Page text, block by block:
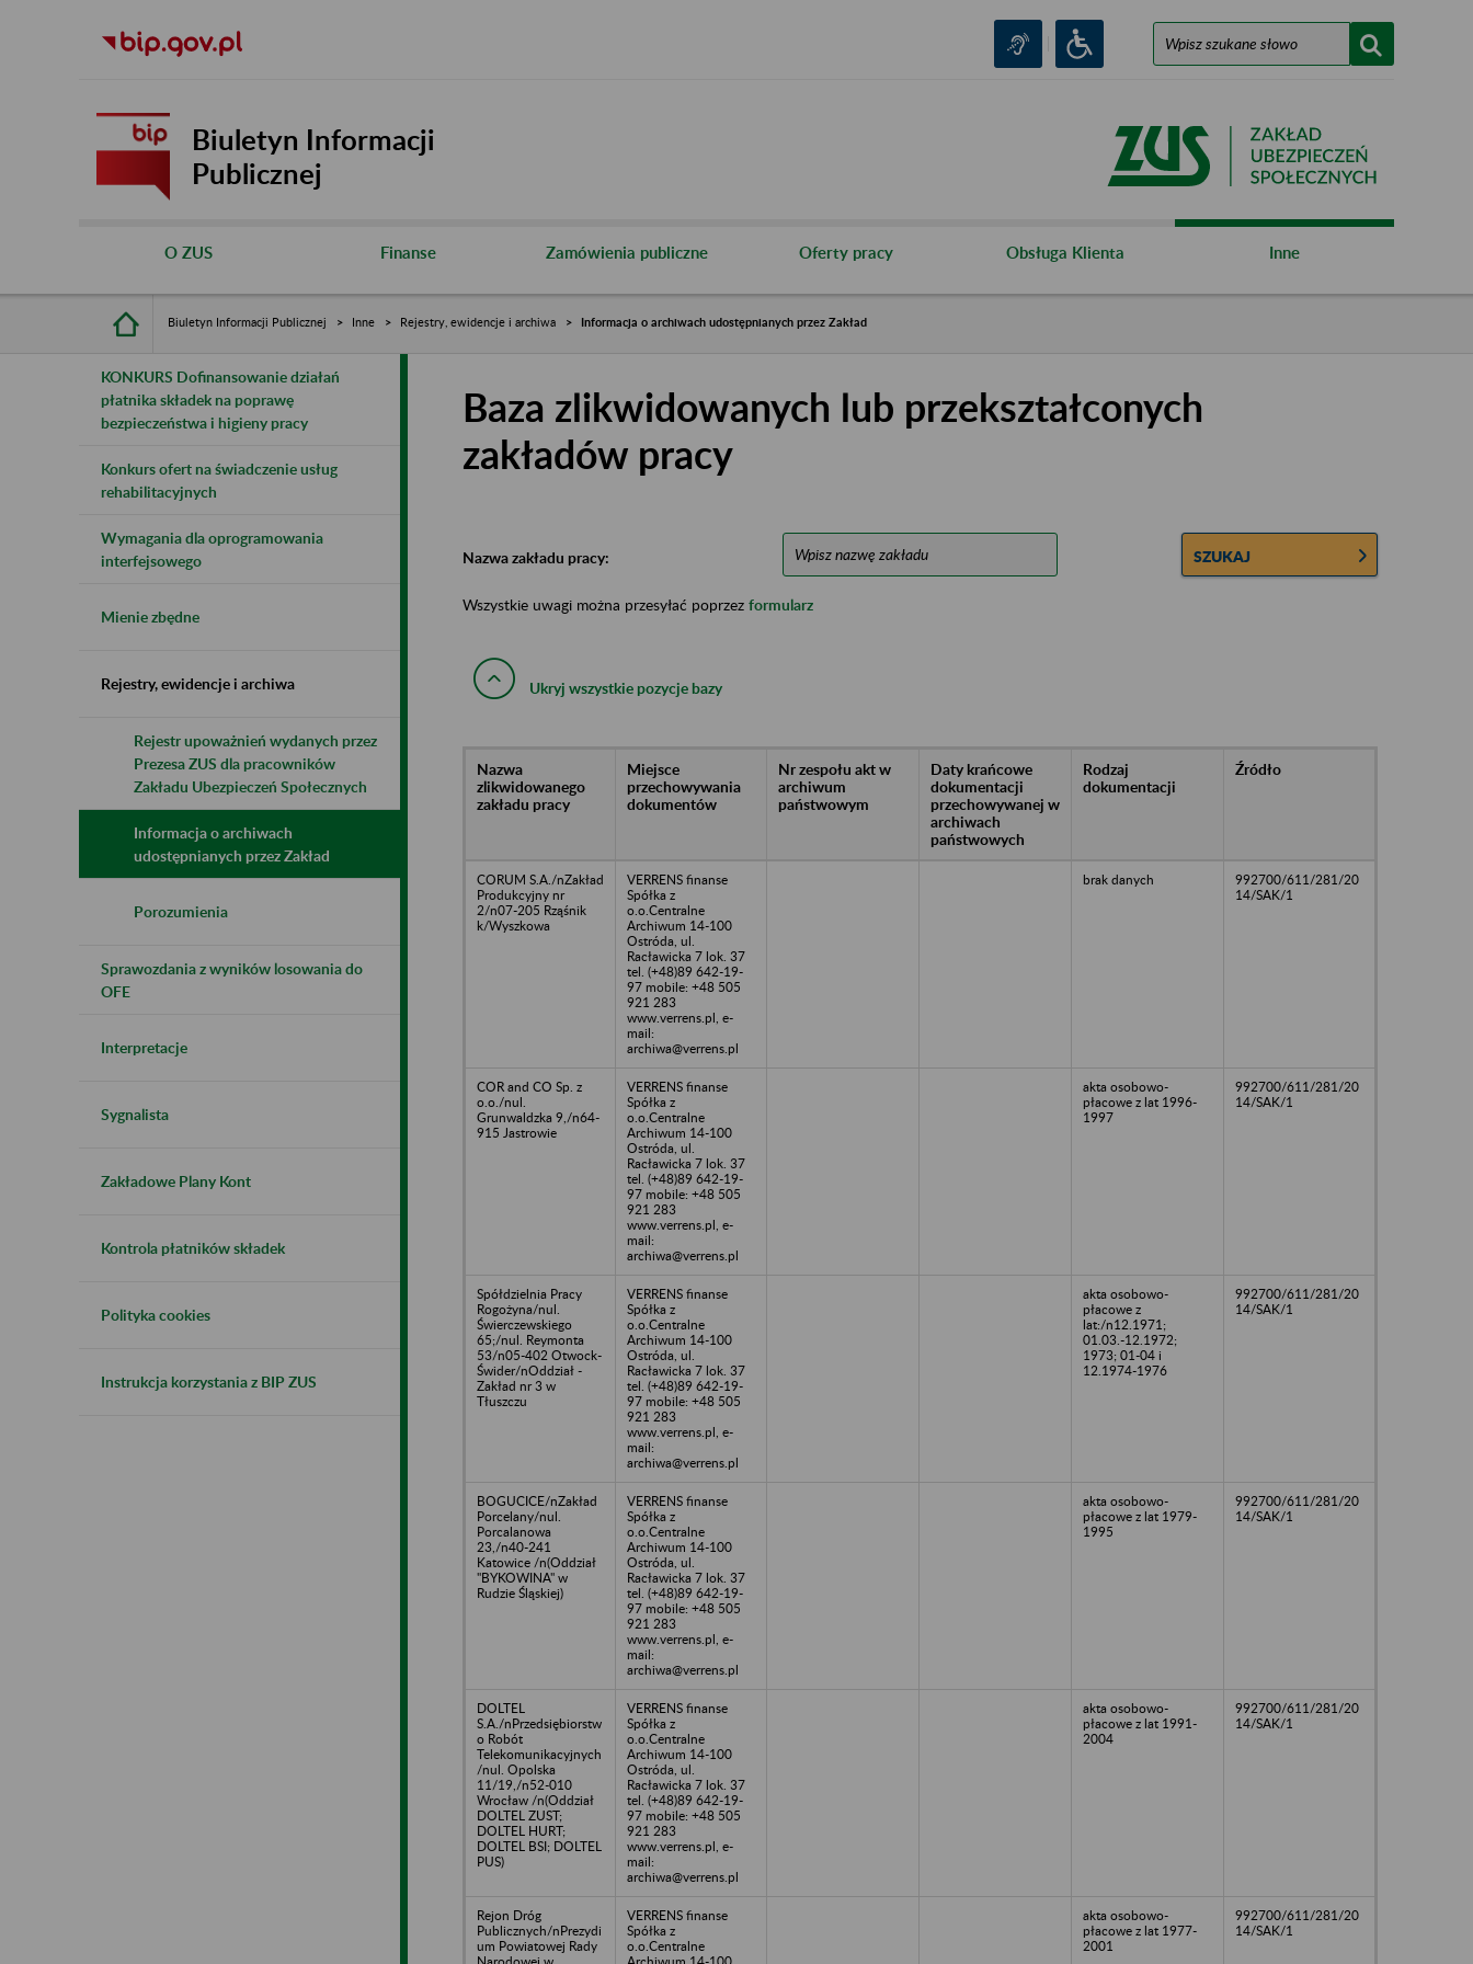
Biuletyn Informacji
Publicznej
O ZUS Finanse Zamówienia publiczne Oferty pracy Obsługa Klienta Inne
Biuletyn Informacji Publicznej Inne Rejestry, ewidencje i archiwa Informacja o archiwach udostępnianych przez Zakład
KONKURS Dofinansowanie działań
płatnika składek na poprawę
bezpieczeństwa i higieny pracy
Konkurs ofert na świadczenie usług
rehabilitacyjnych
Wymagania dla oprogramowania
interfejsowego
Mienie zbędne
Rejestry, ewidencje i archiwa
Rejestr upoważnień wydanych przez
Prezesa ZUS dla pracowników
Zakładu Ubezpieczeń Społecznych
Informacja o archiwach
udostępnianych przez Zakład
Porozumienia
Sprawozdania z wyników losowania do
OFE
Interpretacje
Sygnalista
Zakładowe Plany Kont
Kontrola płatników składek
Polityka cookies
Instrukcja korzystania z BIP ZUS
Baza zlikwidowanych lub przekształconych
zakładów pracy
Nazwa zakładu pracy: SZUKAJ
Wszystkie uwagi można przesyłać poprzez formularz
Ukryj wszystkie pozycje bazy
Nazwa
zlikwidowanego
zakładu pracy
Miejsce
przechowywania
dokumentów
Nr zespołu akt w
archiwum
państwowym
Daty krańcowe
dokumentacji
przechowywanej w
archiwach
państwowych
Rodzaj
dokumentacji
Źródło
CORUM S.A./nZakład
Produkcyjny nr
2/n07-205 Rząśnik
k/Wyszkowa
VERRENS finanse
Spółka z
o.o.Centralne
Archiwum 14-100
Ostróda, ul.
Racławicka 7 lok. 37
tel. (+48)89 642-19-
97 mobile: +48 505
921 283
www.verrens.pl, e-
mail:
archiwa@verrens.pl
brak danych
992700/611/281/20
14/SAK/1
COR and CO Sp. z
o.o./nul.
Grunwaldzka 9,/n64-
915 Jastrowie
VERRENS finanse
Spółka z
o.o.Centralne
Archiwum 14-100
Ostróda, ul.
Racławicka 7 lok. 37
tel. (+48)89 642-19-
97 mobile: +48 505
921 283
www.verrens.pl, e-
mail:
archiwa@verrens.pl
akta osobowo-
płacowe z lat 1996-
1997
992700/611/281/20
14/SAK/1
Spółdzielnia Pracy
Rogożyna/nul.
Świerczewskiego
65;/nul. Reymonta
53/n05-402 Otwock-
Świder/nOddział -
Zakład nr 3 w
Tłuszczu
VERRENS finanse
Spółka z
o.o.Centralne
Archiwum 14-100
Ostróda, ul.
Racławicka 7 lok. 37
tel. (+48)89 642-19-
97 mobile: +48 505
921 283
www.verrens.pl, e-
mail:
archiwa@verrens.pl
akta osobowo-
płacowe z
lat:/n12.1971;
01.03.-12.1972;
1973; 01-04 i
12.1974-1976
992700/611/281/20
14/SAK/1
BOGUCICE/nZakład
Porcelany/nul.
Porcalanowa
23,/n40-241
Katowice /n(Oddział
"BYKOWINA" w
Rudzie Śląskiej)
VERRENS finanse
Spółka z
o.o.Centralne
Archiwum 14-100
Ostróda, ul.
Racławicka 7 lok. 37
tel. (+48)89 642-19-
97 mobile: +48 505
921 283
www.verrens.pl, e-
mail:
archiwa@verrens.pl
akta osobowo-
płacowe z lat 1979-
1995
992700/611/281/20
14/SAK/1
DOLTEL
S.A./nPrzedsiębiorstw
o Robót
Telekomunikacyjnych
/nul. Opolska
11/19,/n52-010
Wrocław /n(Oddział
DOLTEL ZUST;
DOLTEL HURT;
DOLTEL BSI; DOLTEL
PUS)
VERRENS finanse
Spółka z
o.o.Centralne
Archiwum 14-100
Ostróda, ul.
Racławicka 7 lok. 37
tel. (+48)89 642-19-
97 mobile: +48 505
921 283
www.verrens.pl, e-
mail:
archiwa@verrens.pl
akta osobowo-
płacowe z lat 1991-
2004
992700/611/281/20
14/SAK/1
Rejon Dróg
Publicznych/nPrezydi
um Powiatowej Rady
VERRENS finanse
Spółka z
o.o.Centralne
akta osobowo-
płacowe z lat 1977-
2001
992700/611/281/20
14/SAK/1